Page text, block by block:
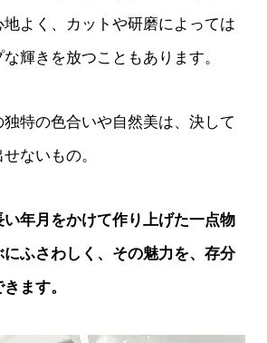
地よく、カットや研磨によっては
輝きを放つこともあります。
特の色合いや自然美は、決して
ないもの。
い年月をかけて作り上げた一点物
ふさわしく、その魅力を、存分
ます。